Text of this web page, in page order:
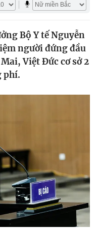
Bộ Y tế Nguyễn
người đứng đầu
Việt Đức cơ sở 2
phí.